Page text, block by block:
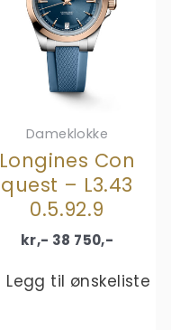
Dameklokke
Longines Con
quest – L3.43
0.5.92.9
kr,- 38 750,-
Legg til ønskeliste